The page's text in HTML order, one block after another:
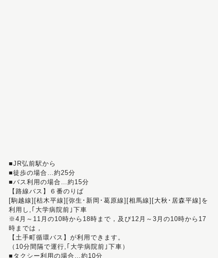
■JR弘前駅から
■徒歩の場合…約25分
■バス利用の場合…約15分
【路線バス】６番のりば
[駒越線][枯木平線][弥生･新岡･葛原線][相馬線][大秋･居森平線]を
利用し,｢大学病院前｣下車
※4月～11月の10時から18時まで，及び12月～3月の10時から17
時までは，
【土手町循環バス】が利用できます。
（10分間隔で運行,｢大学病院前｣下車）
■タクシー利用の場合…約10分